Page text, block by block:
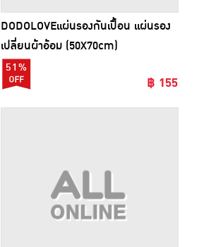
DODOLOVEแผ่นรองกันเปื้อน แผ่นรอง
เปลี่ยนผ้าอ้อม (50X70cm)
51%
฿ 155